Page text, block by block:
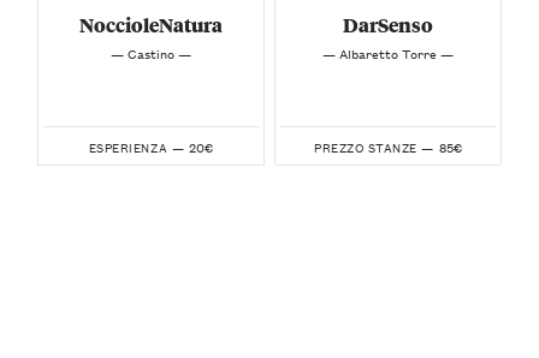
NoccioleNatura
— Castino —
ESPERIENZA — 20€
DarSenso
— Albaretto Torre —
PREZZO STANZE — 85€